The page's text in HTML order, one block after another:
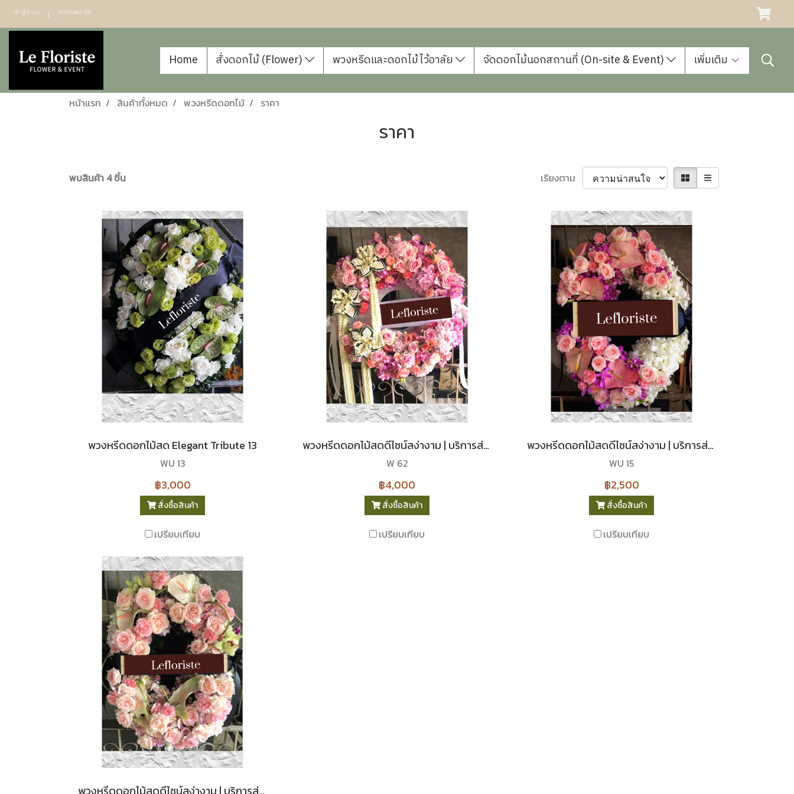
เข้าสู่ระบบ สมัครสมาชิก
Home สั่งดอกไม้ (Flower) พวงหรีดและดอกไม้ไว้อาลัย จัดดอกไม้นอกสถานที่ (On-site & Event) เพิ่มเติม
หน้าแรก สินค้าทั้งหมด พวงหรีดดอกไม้ ราคา
ราคา
พบสินค้า 4 ชิ้น เรียงตาม
พวงหรีดดอกไม้สด Elegant Tribute 13
WU 13
฿3,000
สั่งซื้อสินค้า
เปรียบเทียบ
พวงหรีดดอกไม้สดดีไซน์สง่างาม | บริการส่งด่วนถึงวัด
W 62
฿4,000
สั่งซื้อสินค้า
เปรียบเทียบ
พวงหรีดดอกไม้สดดีไซน์สง่างาม | บริการส่งด่วนถึงวัด
WU 15
฿2,500
สั่งซื้อสินค้า
เปรียบเทียบ